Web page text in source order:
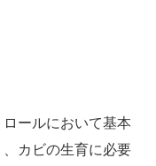
ールにおいて基本
カビの生育に必要